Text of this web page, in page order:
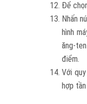
Để
Nhấn
hình
ăng-
điểm.
Với
hợp